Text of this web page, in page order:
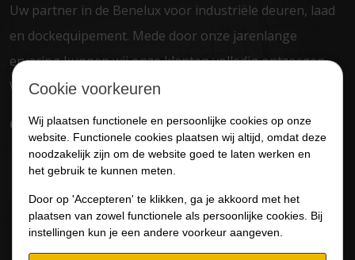
Uw partner in de Benelux voor industriële deuren, laad
en dockequipement. Mede door onze jarenlange
ervaring kunnen wij onze klanten volledig ontzorgen.
Wij maken het verschil!
Contact
Transportlaan 67
6163 CX Sittard-Geleen
Europaweg 2D
8181 BH Heerde
Cookie voorkeuren
Wij plaatsen functionele en persoonlijke cookies op onze
website. Functionele cookies plaatsen wij altijd, omdat deze
noodzakelijk zijn om de website goed te laten werken en
het gebruik te kunnen meten.
Door op 'Accepteren' te klikken, ga je akkoord met het
plaatsen van zowel functionele als persoonlijke cookies. Bij
instellingen kun je een andere voorkeur aangeven.